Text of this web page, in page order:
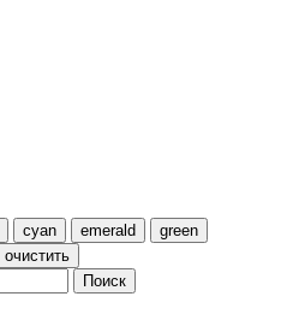
cyan emerald
green
очистить
Поиск